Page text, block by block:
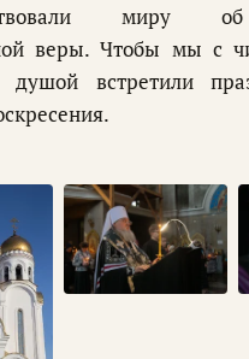
миру
веры. Чтобы мы с
встретили